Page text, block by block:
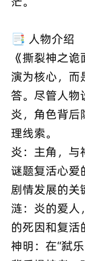
📑 人物介绍
《撕裂神之
演为核心，而
答。尽管人物
炎，角色背后
理线索。
炎：主角，与
谜题复活心爱
剧情发展的关
涟：炎的爱人
的死因和复活
神明：在“弑